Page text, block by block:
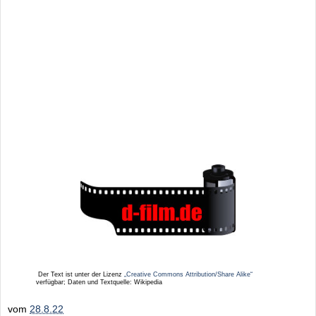
Der Text ist unter der Lizenz
„Creative Commons Attribution/Share Alike“
verfügbar; Daten und Textquelle: Wikipedia
vom 28.8.22